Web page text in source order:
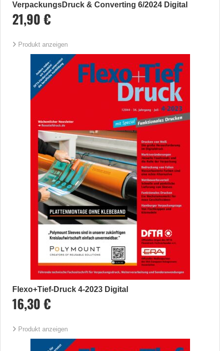
VerpackungsDruck & Converting 6/2024 Digital
21,90 €
Produkt anzeigen
Flexo+Tief-Druck 4-2023 Digital
16,30 €
Produkt anzeigen